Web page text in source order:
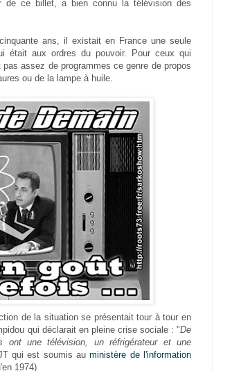
de ce billet, a bien connu la télévision des
ans, il existait en France une seule
était aux ordres du pouvoir. Pour ceux qui
assez de programmes ce genre de propos
ou de la lampe à huile.
de la situation se présentait tour à tour en
qui déclarait en pleine crise sociale : "De
ont une télévision, un réfrigérateur et une
qui est soumis auministère de l'information
1974)